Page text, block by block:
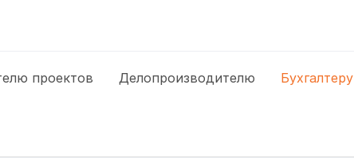
проектов Делопроизводителю Бухгалтеру